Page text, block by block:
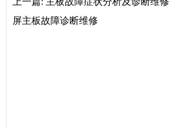
屏主板故障诊断维修